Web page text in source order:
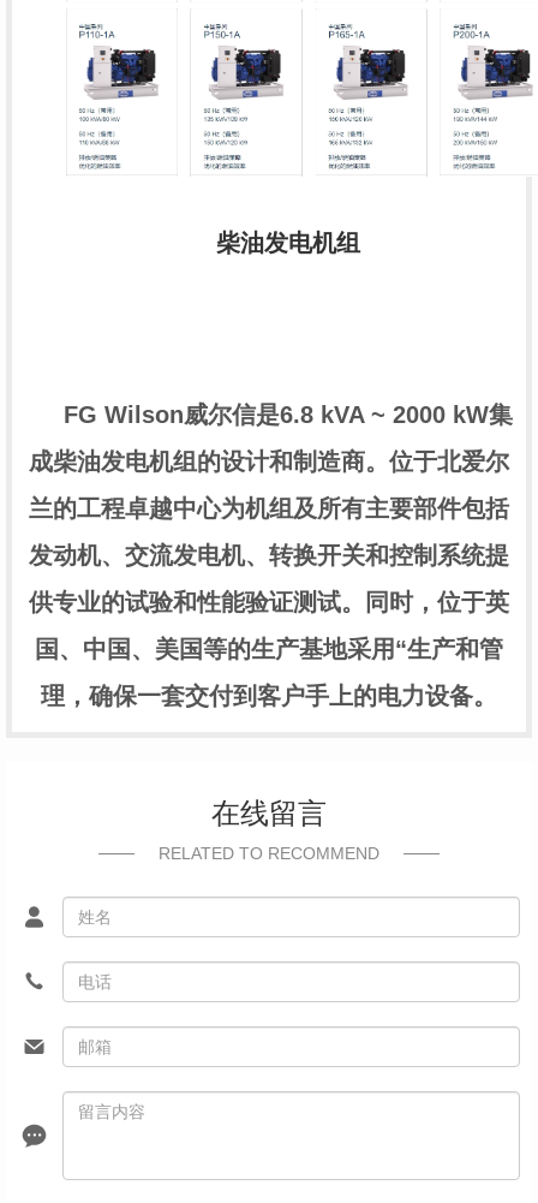
柴油发电机组
FG Wilson威尔信是6.8 kVA ~ 2000 kW集
成柴油发电机组的设计和制造商。位于北爱尔
兰的工程卓越中心为机组及所有主要部件包括
发动机、交流发电机、转换开关和控制系统提
供专业的试验和性能验证测试。同时，位于英
国、中国、美国等的生产基地采用“生产和管
理，确保一套交付到客户手上的电力设备。
在线留言
RELATED TO RECOMMEND